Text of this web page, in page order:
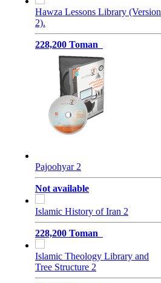
Hawza Lessons Library (Version
2).
228,200 Toman
Pajoohyar 2
Not available
Islamic History of Iran 2
228,200 Toman
Islamic Theology Library and
Tree Structure 2